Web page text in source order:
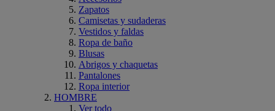
Zapatos
Camisetas y sudaderas
Vestidos y faldas
Ropa de baño
Blusas
Abrigos y chaquetas
Pantalones
Ropa interior
HOMBRE
Ver todo